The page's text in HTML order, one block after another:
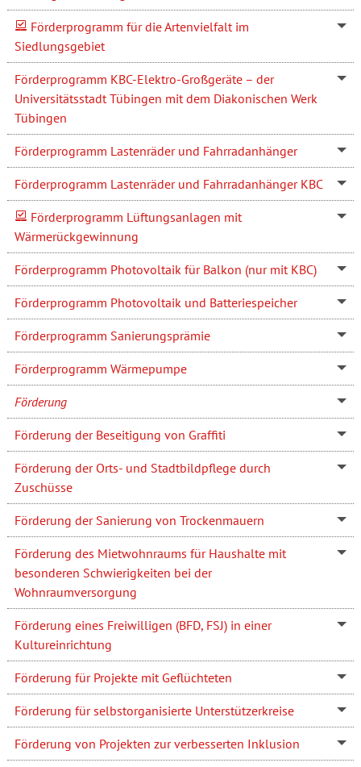
Förderprogramm für die Artenvielfalt im
Siedlungsgebiet
Förderprogramm KBC-Elektro-Großgeräte – der
Universitätsstadt Tübingen mit dem Diakonischen Werk
Tübingen
Förderprogramm Lastenräder und Fahrradanhänger
Förderprogramm Lastenräder und Fahrradanhänger KBC
Förderprogramm Lüftungsanlagen mit
Wärmerückgewinnung
Förderprogramm Photovoltaik für Balkon (nur mit KBC)
Förderprogramm Photovoltaik und Batteriespeicher
Förderprogramm Sanierungsprämie
Förderprogramm Wärmepumpe
Förderung
Förderung der Beseitigung von Graffiti
Förderung der Orts- und Stadtbildpflege durch
Zuschüsse
Förderung der Sanierung von Trockenmauern
Förderung des Mietwohnraums für Haushalte mit
besonderen Schwierigkeiten bei der
Wohnraumversorgung
Förderung eines Freiwilligen (BFD, FSJ) in einer
Kultureinrichtung
Förderung für Projekte mit Geflüchteten
Förderung für selbstorganisierte Unterstützerkreise
Förderung von Projekten zur verbesserten Inklusion